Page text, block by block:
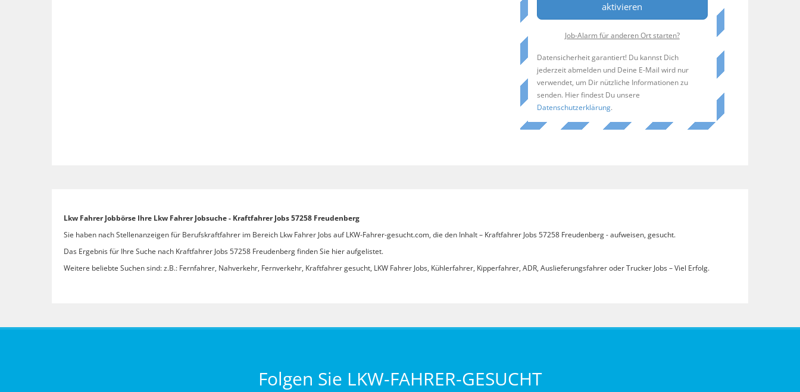
aktivieren
Job-Alarm für anderen Ort starten?
Datensicherheit garantiert! Du kannst Dich
jederzeit abmelden und Deine E-Mail wird nur
verwendet, um Dir nützliche Informationen zu
senden. Hier findest Du unsere
Datenschutzerklärung.
Lkw Fahrer Jobbörse Ihre Lkw Fahrer Jobsuche - Kraftfahrer Jobs 57258 Freudenberg
Sie haben nach Stellenanzeigen für Berufskraftfahrer im Bereich Lkw Fahrer Jobs auf LKW-Fahrer-gesucht.com, die den Inhalt – Kraftfahrer Jobs 57258 Freudenberg - aufweisen, gesucht.
Das Ergebnis für Ihre Suche nach Kraftfahrer Jobs 57258 Freudenberg finden Sie hier aufgelistet.
Weitere beliebte Suchen sind: z.B.: Fernfahrer, Nahverkehr, Fernverkehr, Kraftfahrer gesucht, LKW Fahrer Jobs, Kühlerfahrer, Kipperfahrer, ADR, Auslieferungsfahrer oder Trucker Jobs – Viel Erfolg.
Folgen Sie LKW-FAHRER-GESUCHT